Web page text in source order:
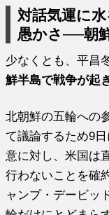
対話気運に
愚かさ──朝
少なくとも、平昌
鮮半島で戦争が起
北朝鮮の五輪への
て議論するため9
意に対し、米国は
行わないことを確
ャンプ・デービッ